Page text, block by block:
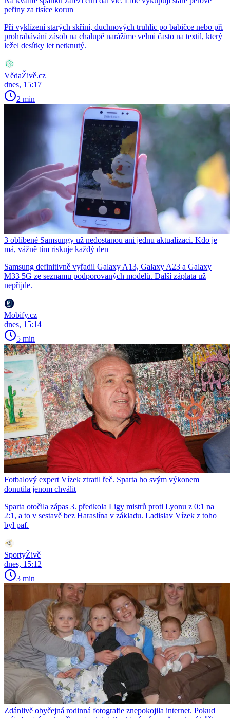
peřiny za tisíce korun
Při vyklízení starých skříní, duchnových truhlic po babičce nebo při
prohrabávání zásob na chalupě narážíme velmi často na textil, který
ležel desítky let netknutý.
VědaŽivě.cz
dnes, 15:17
2 min
3 oblíbené Samsungy už nedostanou ani jednu aktualizaci. Kdo je
má, vážně tím riskuje každý den
Samsung definitivně vyřadil Galaxy A13, Galaxy A23 a Galaxy
M33 5G ze seznamu podporovaných modelů. Další záplata už
nepřijde.
Mobify.cz
dnes, 15:14
5 min
Fotbalový expert Vízek ztratil řeč. Sparta ho svým výkonem
donutila jenom chválit
Sparta otočila zápas 3. předkola Ligy mistrů proti Lyonu z 0:1 na
2:1, a to v sestavě bez Haraslína v základu. Ladislav Vízek z toho
byl paf.
SportyŽivě
dnes, 15:12
3 min
Zdánlivě obyčejná rodinná fotografie znepokojila internet. Pokud